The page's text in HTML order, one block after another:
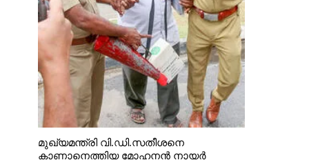
മുഖ്യമന്ത്രി വി.ഡി.സതീശനെ
കാണാനെത്തിയ മോഹനൻ നായർ